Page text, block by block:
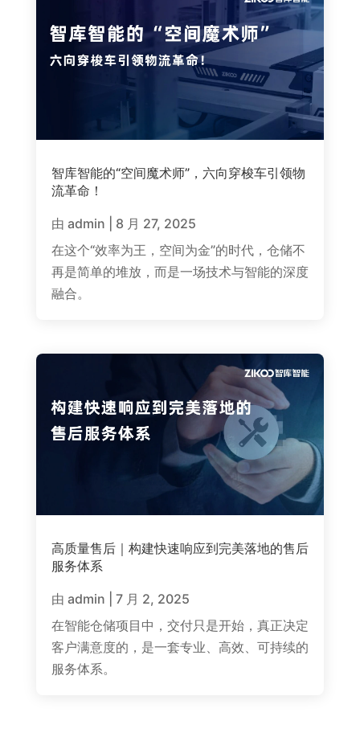
智库智能的“空间魔术师”，六向穿梭车引领物
流革命！
由 admin
8 月 27, 2025
在这个“效率为王，空间为金”的时代，仓储不
再是简单的堆放，而是一场技术与智能的深度
融合。
高质量售后｜构建快速响应到完美落地的售后
服务体系
由 admin
7 月 2, 2025
在智能仓储项目中，交付只是开始，真正决定
客户满意度的，是一套专业、高效、可持续的
服务体系。